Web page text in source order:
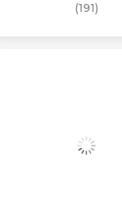
(191)